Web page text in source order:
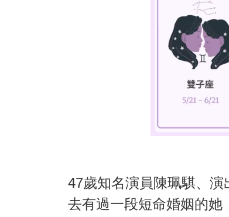
47歲知名演員陳珮騏、
去有過一段短命婚姻的她